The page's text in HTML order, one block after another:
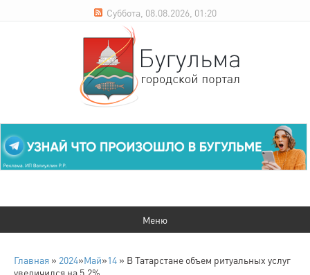
Суббота, 08.08.2026, 01:20
Главная » 2024»Май»14 » В Татарстане объем ритуальных услуг
увеличился на 5,2%